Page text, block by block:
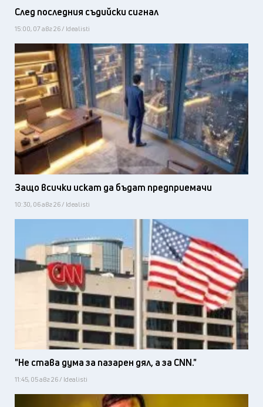
След последния съдийски сигнал
15:00, 07 авг 26 / Idealisti
Защо всички искат да бъдат предприемачи
10:30, 06 авг 26 / Idealisti
"Не става дума за пазарен дял, а за CNN."
11:45, 05 авг 26 / Idealisti